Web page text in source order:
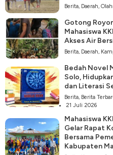
Berita, Daerah,
Gotong
Mahasiswa
Akses Air
Berita, Daerah,
Bedah Novel
Solo,
dan Literasi
Berita, Berita
21 Juli 2026
Mahasiswa
Gelar Rapat
Bersama
Kabupaten